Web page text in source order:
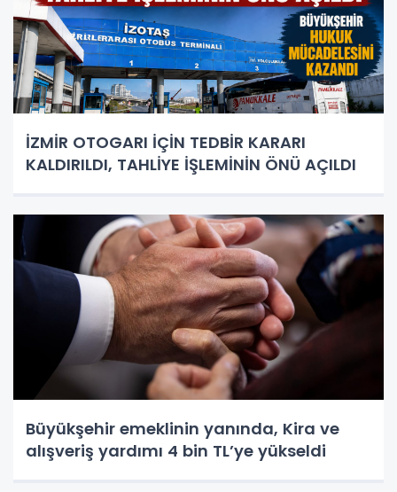
İZMİR OTOGARI İÇİN TEDBİR KARARI
KALDIRILDI, TAHLİYE İŞLEMİNİN ÖNÜ AÇILDI
Büyükşehir emeklinin yanında, Kira ve
alışveriş yardımı 4 bin TL’ye yükseldi